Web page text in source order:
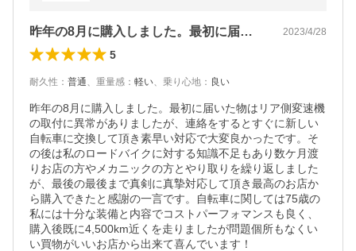
昨年の8月に購入しました。最初に届いた… 2023/4/28
5
耐久性 ： 普通、 重量感 ： 軽い、 乗り心地 ： 良い
昨年の8月に購入しました。最初に届いた物はリア側変速機
の取付に異常がありましたが、連絡をするとすぐに新しい
自転車に交換して頂き素早い対応で大変良かったです。そ
の後は私のロードバイクに対する知識不足もあり数ケ月渡
りお店の方やメカニックの方とやり取りを繰り返しました
が、最後の最後まで真剣に真摯対応して頂き最高のお店か
ら購入できたと感謝の一言です。自転車に関しては75歳の
私には十分な装備と内容でコストパーフォマンスも良く、
購入後既に4,500km近くを走りましたが問題個所もなくい
い買物がいいお店から出来て喜んでいます！